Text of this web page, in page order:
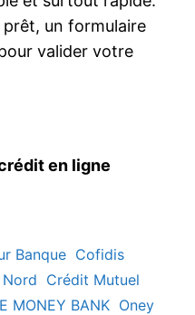
un formulaire
valider votre
en ligne
Banque Cofidis
Crédit Mutuel
MONEY BANK Oney